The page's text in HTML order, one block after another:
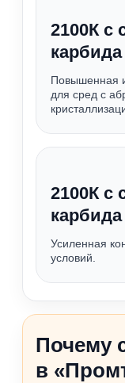
2100К с
Повышенная
для сред с
2100К с
Усиленная
условий.
Почему
в